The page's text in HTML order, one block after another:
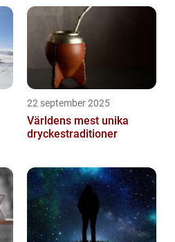
22 september 2025
Världens mest unika
dryckestraditioner